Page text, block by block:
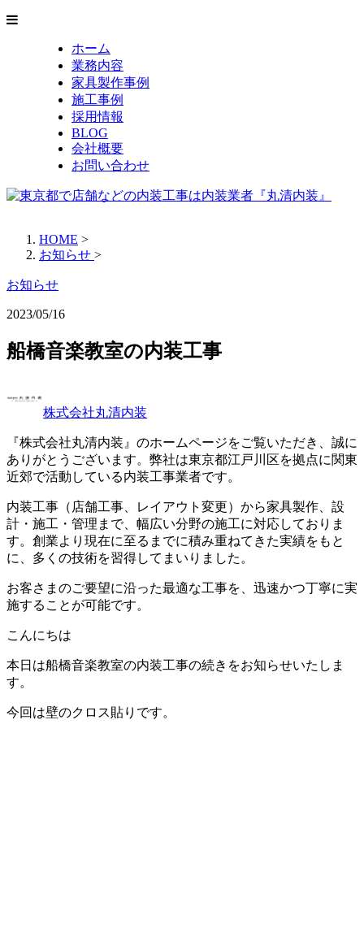
ホーム
業務内容
家具製作事例
施工事例
採用情報
BLOG
会社概要
お問い合わせ
HOME >
お知らせ >
お知らせ
2023/05/16
船橋音楽教室の内装工事
株式会社丸清内装
『株式会社丸清内装』のホームページをご覧いただき、誠に
ありがとうございます。弊社は東京都江戸川区を拠点に関東
近郊で活動している内装工事業者です。
内装工事（店舗工事、レイアウト変更）から家具製作、設
計・施工・管理まで、幅広い分野の施工に対応しておりま
す。創業より現在に至るまでに積み重ねてきた実績をもと
に、多くの技術を習得してまいりました。
お客さまのご要望に沿った最適な工事を、迅速かつ丁寧に実
施することが可能です。
こんにちは
本日は船橋音楽教室の内装工事の続きをお知らせいたしま
す。
今回は壁のクロス貼りです。